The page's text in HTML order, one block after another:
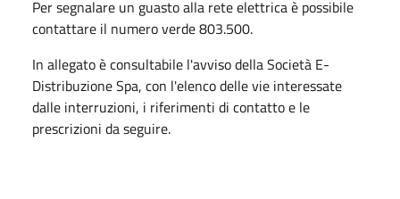
Per segnalare un guasto alla rete elettrica è possibile
contattare il numero verde 803.500.
In allegato è consultabile l'avviso della Società E-
Distribuzione Spa, con l'elenco delle vie interessate
dalle interruzioni, i riferimenti di contatto e le
prescrizioni da seguire.